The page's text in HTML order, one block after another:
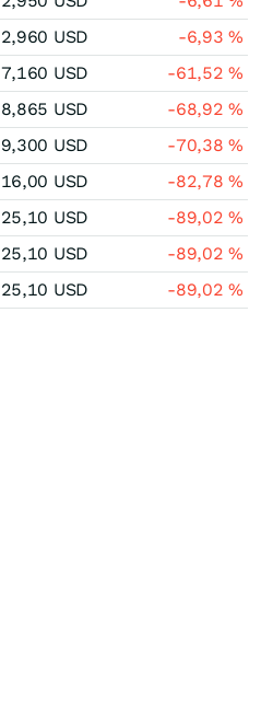
2,960 USD -6,93%
7,160 USD -61,52%
8,865 USD -68,92%
9,300 USD -70,38%
16,00 USD -82,78%
25,10 USD -89,02%
25,10 USD -89,02%
25,10 USD -89,02%